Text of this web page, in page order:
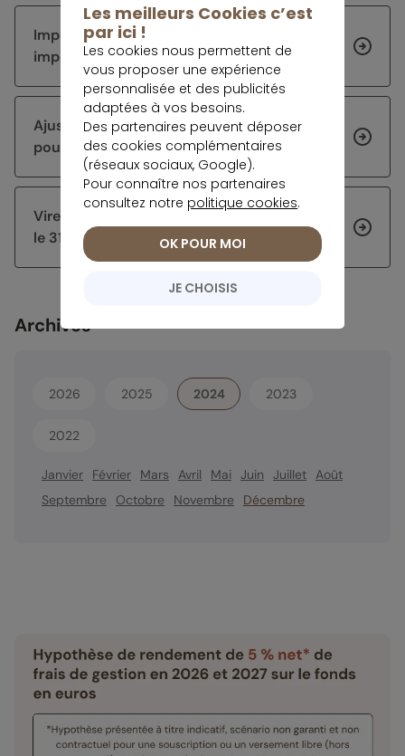
Impôts 2026 : corriger sa déclaration sur
impots.gouv.fr
Ajuster sa stratégie d’épargne après 60 ans
pour sécuriser et faire fructifier son capital
Virement DGFiP : pourquoi certains arrivent
le 31 juillet
Archives
2026 2025 2024 2023
2022
Janvier Février Mars Avril Mai Juin Juillet Août
Septembre
Octobre Novembre Décembre
Les meilleurs Cookies c’est
par ici !
Les cookies nous permettent de
vous proposer une expérience
personnalisée et des publicités
adaptées à vos besoins.
Des partenaires peuvent déposer
des cookies complémentaires
(réseaux sociaux, Google).
Pour connaître nos partenaires
consultez notre politique cookies.
JE CHOISIS
OK POUR MOI